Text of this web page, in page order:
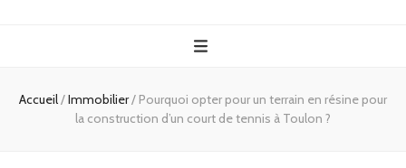
Accueil/Immobilier/ Pourquoi opter pour un terrain en résine pour
la construction d’un court de tennis à Toulon ?